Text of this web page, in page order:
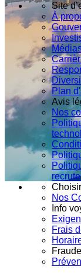
Site
À
Plan
Avis
Nos
Nos
Info
Frais